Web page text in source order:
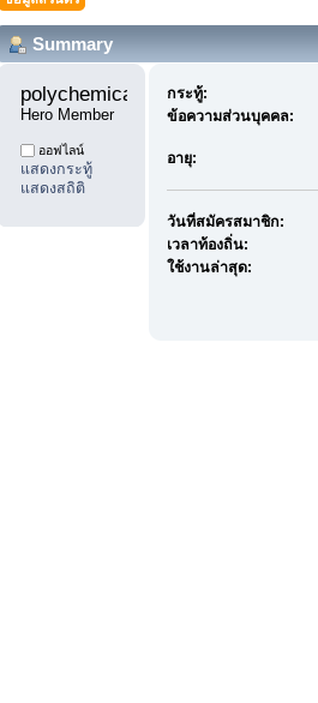
Summary
Hero Member
ออฟไลน์
แสดงกระทู้
แสดงสถิติ
กระทู้:
ข้อความส่วนบุคคล:
อายุ:
วันที่สมัครสมาชิก:
เวลาท้องถิ่น:
ใช้งานล่าสุด: